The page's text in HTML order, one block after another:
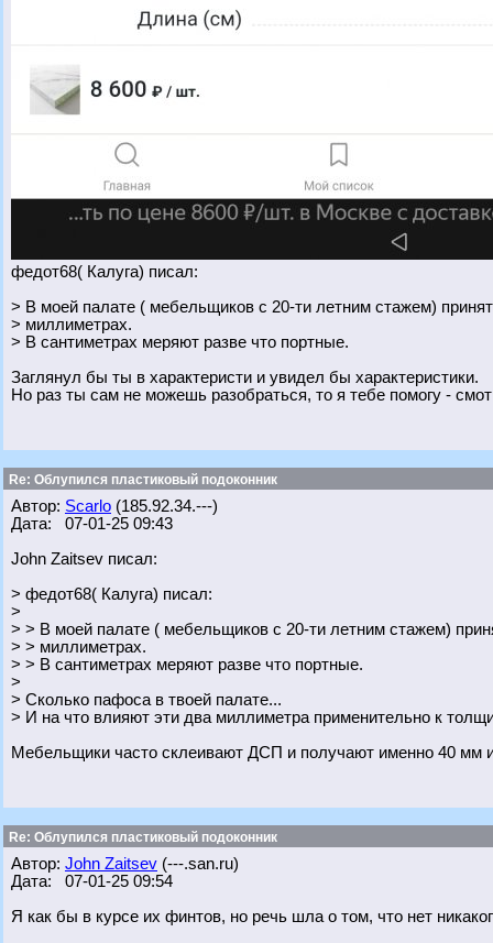
федот68( Калуга) писал:
> В моей палате ( мебельщиков с 20-ти летним стажем)
> миллиметрах.
> В сантиметрах меряют разве что портные.
Заглянул бы ты в характеристи и увидел бы характеристики.
Но раз ты сам не можешь разобраться, то я тебе помогу -
Re: Облупился пластиковый подоконник
Автор: Scarlo (185.92.34.---)
Дата: 07-01-25 09:43
John Zaitsev писал:
> федот68( Калуга) писал:
>
> > В моей палате ( мебельщиков с 20-ти летним стажем)
> > миллиметрах.
> > В сантиметрах меряют разве что портные.
>
> Сколько пафоса в твоей палате...
> И на что влияют эти два миллиметра применительно к
Мебельщики часто склеивают ДСП и получают именно 40 мм
Re: Облупился пластиковый подоконник
Автор: John Zaitsev (---.san.ru)
Дата: 07-01-25 09:54
Я как бы в курсе их финтов, но речь шла о том, что нет